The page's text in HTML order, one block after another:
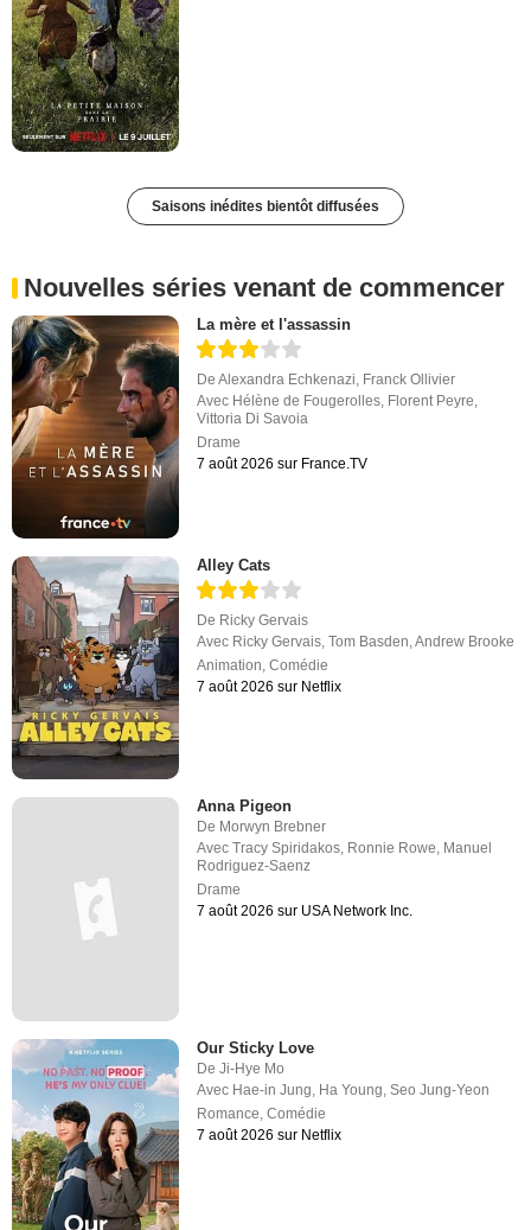
Saisons inédites bientôt diffusées
Nouvelles séries venant de commencer
La mère et l'assassin
DeAlexandra Echkenazi, Franck Ollivier
Avec Hélène de Fougerolles, Florent Peyre,
Vittoria Di Savoia
Drame
7 août 2026 sur France.TV
Alley Cats
De Ricky Gervais
Avec Ricky Gervais,Tom Basden,Andrew Brooke
Animation,Comédie
7 août 2026 sur Netflix
Anna Pigeon
De Morwyn Brebner
AvecTracy Spiridakos, Ronnie Rowe, Manuel
Rodriguez-Saenz
Drame
7 août 2026 sur USA Network Inc.
Our Sticky Love
DeJi-Hye Mo
Avec Hae-in Jung Ha Young ,Seo Jung-Yeon
Romance ,Comédie
7 août 2026 sur Netflix